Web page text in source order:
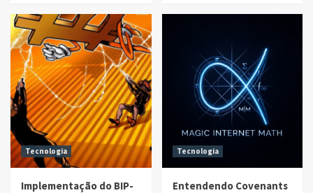
Tecnologia
Implementação do BIP-
Tecnologia
Entendendo Covenants